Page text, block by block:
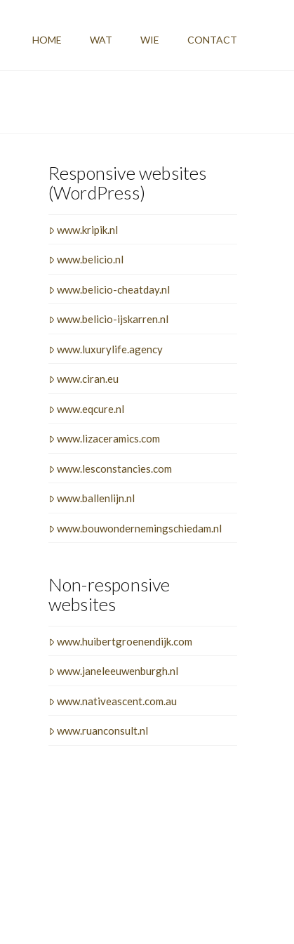
HOME WAT WIE CONTACT
Responsive websites
(WordPress)
www.kripik.nl
www.belicio.nl
www.belicio-cheatday.nl
www.belicio-ijskarren.nl
www.luxurylife.agency
www.ciran.eu
www.eqcure.nl
www.lizaceramics.com
www.lesconstancies.com
www.ballenlijn.nl
www.bouwondernemingschiedam.nl
Non-responsive
websites
www.huibertgroenendijk.com
www.janeleeuwenburgh.nl
www.nativeascent.com.au
www.ruanconsult.nl